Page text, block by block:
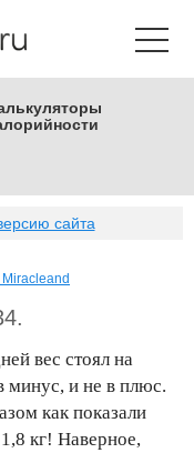
сайта
вес стоял на
минус, и не в плюс.
как показали
кг! Наверное,